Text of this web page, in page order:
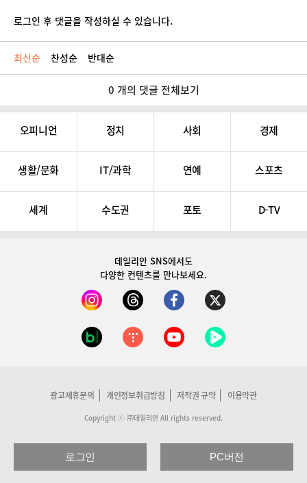
로그인 후 댓글을 작성하실 수 있습니다.
최신순 찬성순 반대순
0 개의 댓글 전체보기
오피니언 정치 사회 경제
생활/문화 IT/과학 연예 스포츠
세계 수도권 포토 D-TV
데일리안 SNS에서도
다양한 컨텐츠를 만나보세요.
광고제휴문의 개인정보취급방침 저작권 규약 이용약관
Copyright ⓒ ㈜데일리안 All rights reserved.
로그인 PC버전